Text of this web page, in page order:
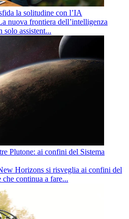
la solitudine con l’IA
nuova frontiera dell’intelligenza
solo assistent...
Plutone: ai confini del Sistema
Horizons si risveglia ai confini del
che continua a fare...